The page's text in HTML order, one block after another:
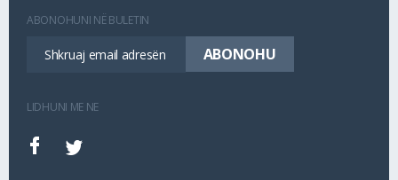
ABONOHUNI NË BULETIN
LIDHUNI ME NE